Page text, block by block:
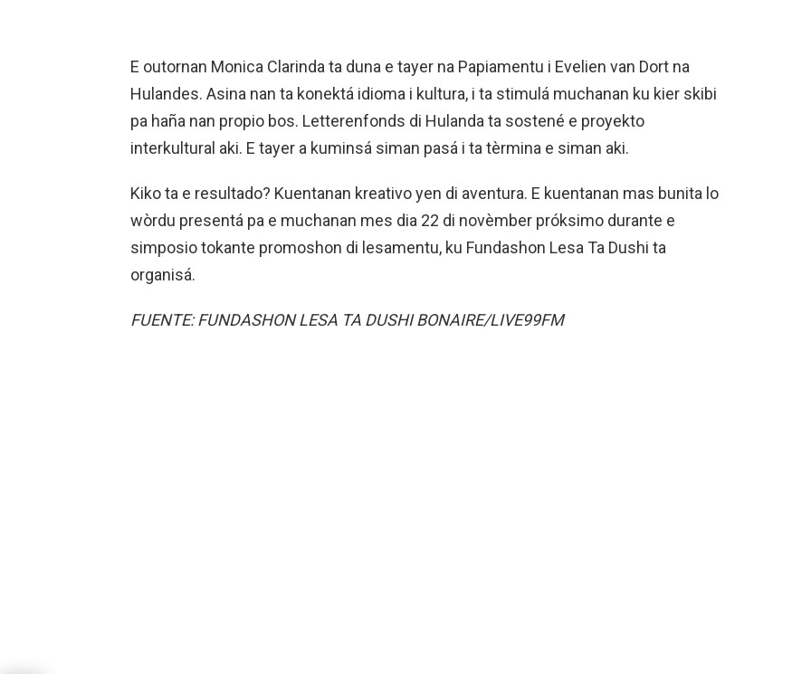
E outornan Monica Clarinda ta duna e tayer na Papiamentu i Evelien van Dort na
Hulandes. Asina nan ta konektá idioma i kultura, i ta stimulá muchanan ku kier skibi
pa haña nan propio bos. Letterenfonds di Hulanda ta sostené e proyekto
interkultural aki. E tayer a kuminsá siman pasá i ta tèrmina e siman aki.
Kiko ta e resultado? Kuentanan kreativo yen di aventura. E kuentanan mas bunita lo
wòrdu presentá pa e muchanan mes dia 22 di novèmber próksimo durante e
simposio tokante promoshon di lesamentu, ku Fundashon Lesa Ta Dushi ta
organisá.
FUENTE: FUNDASHON LESA TA DUSHI BONAIRE/LIVE99FM